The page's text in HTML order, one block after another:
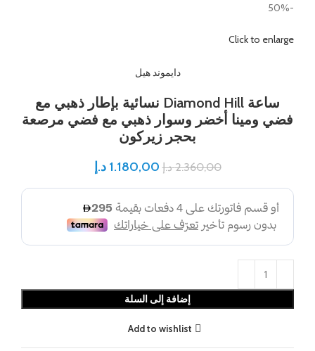
-50%
Click to enlarge
دايموند هيل
ساعة Diamond Hill نسائية بإطار ذهبي مع
فضي ومينا أخضر وسوار ذهبي مع فضي مرصعة
بحجر زيركون
2.360,00 د.إ 1.180,00 د.إ
إضافة إلى السلة
Add to wishlist